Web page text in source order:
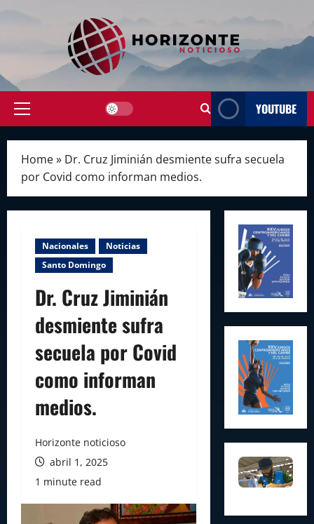
Primary
YOUTUBE
Home» Dr. Cruz Jiminián desmiente sufra secuela
por Covid como informan medios.
Nacionales
Noticias
Santo Domingo
Dr. Cruz Jiminián
desmiente sufra
secuela por Covid
como informan
medios.
Horizonte noticioso
abril 1, 2025
1 minute read